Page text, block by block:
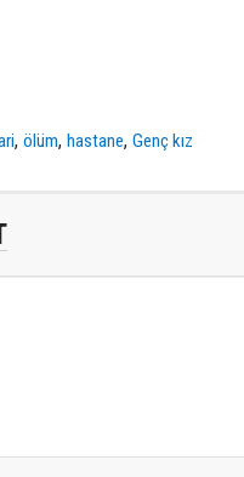
,ölüm,hastane,Genç kız